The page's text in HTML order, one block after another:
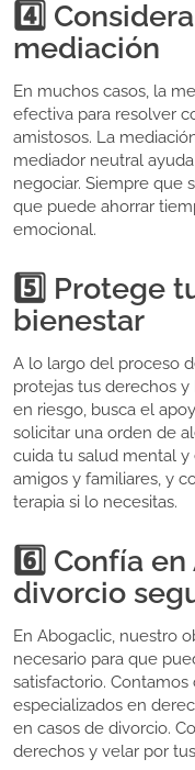
4️⃣
mediación
En muchos casos, la
efectiva para resolver
amistosos. La
mediador neutral
negociar. Siempre que
que puede ahorrar
emocional.
5️⃣ Protege
bienestar
A lo largo del proceso
protejas tus derechos y
en riesgo, busca el
solicitar una orden de
cuida tu salud mental
amigos y familiares, y
terapia si lo necesitas.
6️⃣ Confía
divorcio
En Abogaclic, nuestro
necesario para que
satisfactorio.
especializados en
en casos de divorcio.
derechos y velar por